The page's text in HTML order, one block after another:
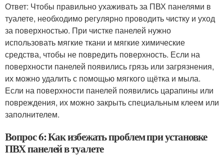
Ответ: Чтобы правильно ухаживать за ПВХ панелями в
туалете, необходимо регулярно проводить чистку и уход
за поверхностью. При чистке панелей нужно
использовать мягкие ткани и мягкие химические
средства, чтобы не повредить поверхность. Если на
поверхности панелей появились грязь или загрязнения,
их можно удалить с помощью мягкого щётка и мыла.
Если на поверхности панелей появились царапины или
повреждения, их можно закрыть специальным клеем или
заполнителем.
Вопрос 6: Как избежать проблем при установке
ПВХ панелей в туалете